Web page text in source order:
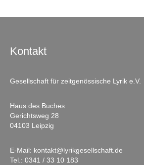
Kontakt
Gesellschaft für zeitgenössische Lyrik e.V.
Haus des Buches
Gerichtsweg 28
04103 Leipzig
E-Mail: kontakt@lyrikgesellschaft.de
Tel.: 0341 / 33 10 183